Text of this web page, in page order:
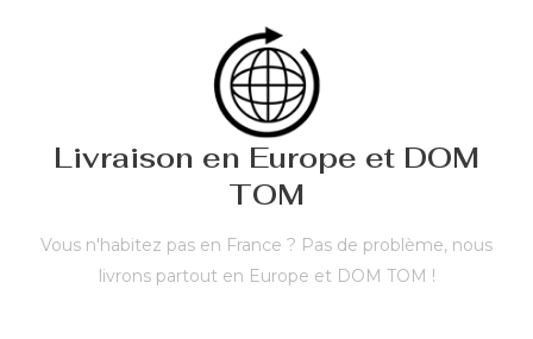
Livraison en Europe et DOM
TOM
Vous n'habitez pas en France ? Pas de problème, nous
livrons partout en Europe et DOM TOM !